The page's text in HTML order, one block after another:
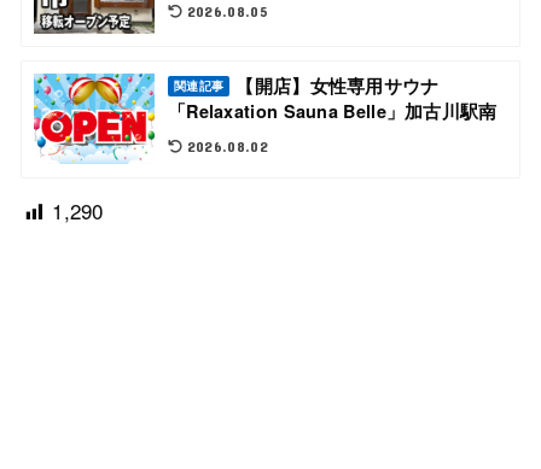
2026.08.05
関連記事
【開店】女性専用サウナ
「Relaxation Sauna Belle」加古川駅南
2026.08.02
1,290